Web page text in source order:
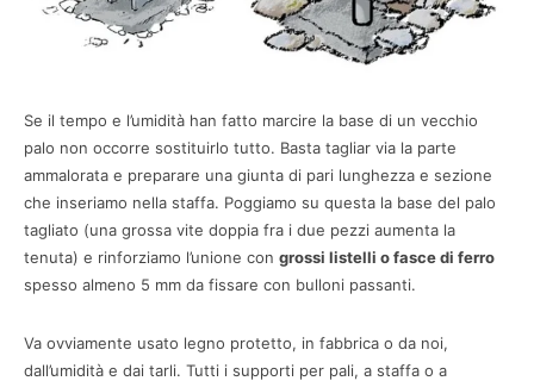
Se il tempo e l’umidità han fatto marcire la base di un vecchio
palo non occorre sostituirlo tutto. Basta tagliar via la parte
ammalorata e preparare una giunta di pari lunghezza e sezione
che inseriamo nella staffa. Poggiamo su questa la base del palo
tagliato (una grossa vite doppia fra i due pezzi aumenta la
tenuta) e rinforziamo l’unione con grossi listelli o fasce di ferro
spesso almeno 5 mm da fissare con bulloni passanti.
Va ovviamente usato legno protetto, in fabbrica o da noi,
dall’umidità e dai tarli. Tutti i supporti per pali, a staffa o a